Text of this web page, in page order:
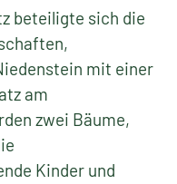
beteiligte sich die
mit einer
am
zwei Bäume,
Kinder und